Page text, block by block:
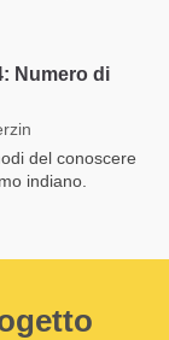
Numero di
del conoscere
indiano.